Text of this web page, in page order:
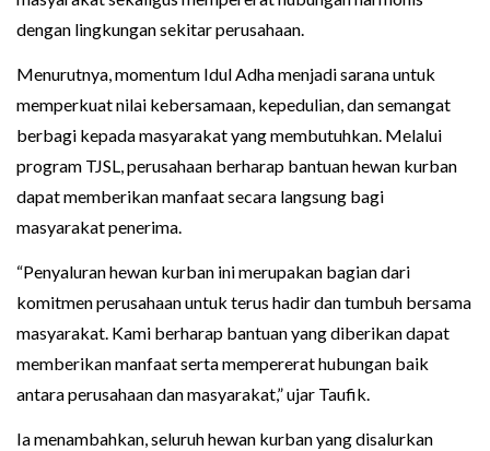
dengan lingkungan sekitar perusahaan.
Menurutnya, momentum Idul Adha menjadi sarana untuk
memperkuat nilai kebersamaan, kepedulian, dan semangat
berbagi kepada masyarakat yang membutuhkan. Melalui
program TJSL, perusahaan berharap bantuan hewan kurban
dapat memberikan manfaat secara langsung bagi
masyarakat penerima.
“Penyaluran hewan kurban ini merupakan bagian dari
komitmen perusahaan untuk terus hadir dan tumbuh bersama
masyarakat. Kami berharap bantuan yang diberikan dapat
memberikan manfaat serta mempererat hubungan baik
antara perusahaan dan masyarakat,” ujar Taufik.
Ia menambahkan, seluruh hewan kurban yang disalurkan